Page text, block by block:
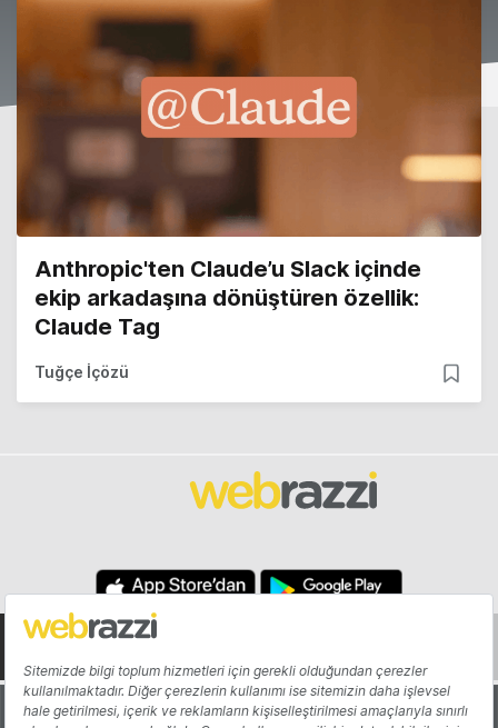
Anthropic'ten Claude’u Slack içinde
ekip arkadaşına dönüştüren özellik:
Claude Tag
Tuğçe İçözü
Hakkında Yazarlar